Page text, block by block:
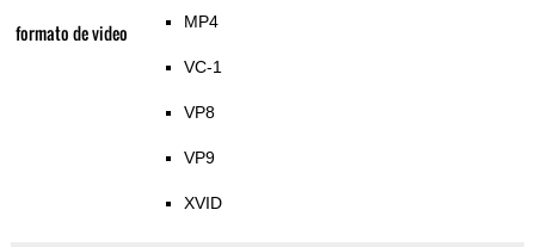
formato de video MP4
VC-1
VP8
VP9
XVID